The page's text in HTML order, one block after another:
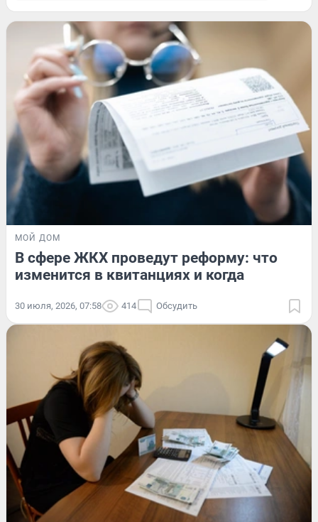
МОЙ ДОМ
В сфере ЖКХ проведут реформу: что
изменится в квитанциях и когда
30 июля, 2026, 07:58 414 Обсудить